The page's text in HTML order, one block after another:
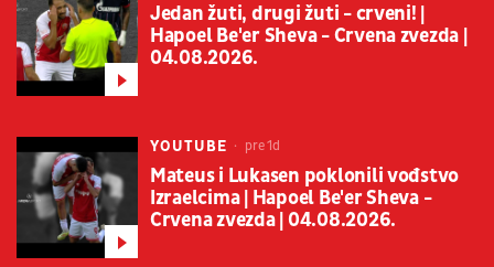
Jedan žuti, drugi žuti - crveni! |
Hapoel Be'er Sheva - Crvena zvezda |
04.08.2026.
YOUTUBE pre 1d
Mateus i Lukasen poklonili vođstvo
Izraelcima | Hapoel Be'er Sheva -
Crvena zvezda | 04.08.2026.